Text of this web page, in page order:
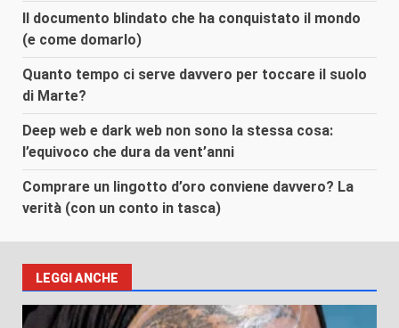
Il documento blindato che ha conquistato il mondo
(e come domarlo)
Quanto tempo ci serve davvero per toccare il suolo
di Marte?
Deep web e dark web non sono la stessa cosa:
l’equivoco che dura da vent’anni
Comprare un lingotto d’oro conviene davvero? La
verità (con un conto in tasca)
LEGGI ANCHE